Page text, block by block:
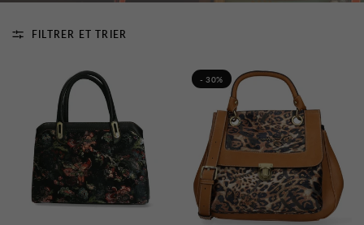
FILTRER ET TRIER
- 30%